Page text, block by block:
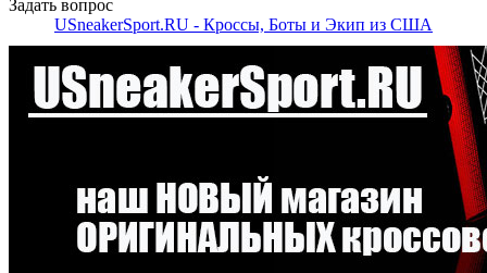
Задать вопрос
USneakerSport.RU - Кроссы, Боты и Экип из США